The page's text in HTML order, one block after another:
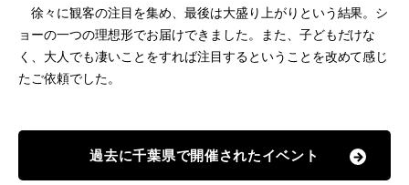
徐々に観客の注目を集め、最後は大盛り上がりという結果。シ
ョーの一つの理想形でお届けできました。また、子どもだけな
く、大人でも凄いことをすれば注目するということを改めて感じ
たご依頼でした。
過去に千葉県で開催されたイベント